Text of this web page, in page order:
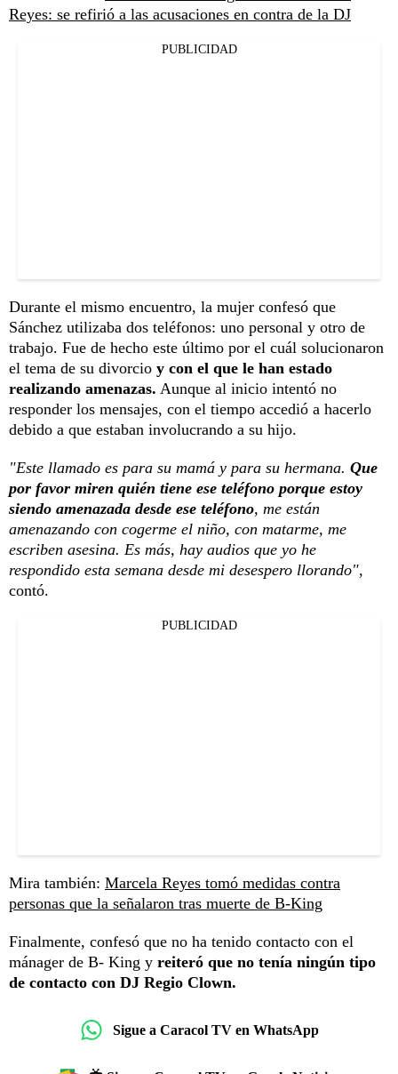
Reyes: se refirió a las acusaciones en contra de la DJ
PUBLICIDAD
Durante el mismo encuentro, la mujer confesó que
Sánchez utilizaba dos teléfonos: uno personal y otro de
trabajo. Fue de hecho este último por el cuál solucionaron
el tema de su divorcio y con el que le han estado
realizando amenazas. Aunque al inicio intentó no
responder los mensajes, con el tiempo accedió a hacerlo
debido a que estaban involucrando a su hijo.
"Este llamado es para su mamá y para su hermana. Que
por favor miren quién tiene ese teléfono porque estoy
siendo amenazada desde ese teléfono, me están
amenazando con cogerme el niño, con matarme, me
escriben asesina. Es más, hay audios que yo he
respondido esta semana desde mi desespero llorando",
contó.
PUBLICIDAD
Mira también: Marcela Reyes tomó medidas contra
personas que la señalaron tras muerte de B-King
Finalmente, confesó que no ha tenido contacto con el
mánager de B- King y reiteró que no tenía ningún tipo
de contacto con DJ Regio Clown.
Sigue a Caracol TV en WhatsApp